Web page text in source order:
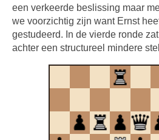
een verkeerde beslissing maar
we voorzichtig zijn want Ernst
gestudeerd. In de vierde ronde
achter een structureel mindere